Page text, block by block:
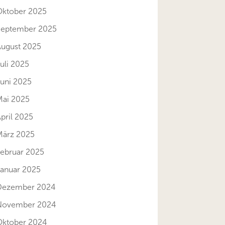
2025
2025
2025
2025
2025
2025
2025
2025
2025
2025
2024
2024
2024